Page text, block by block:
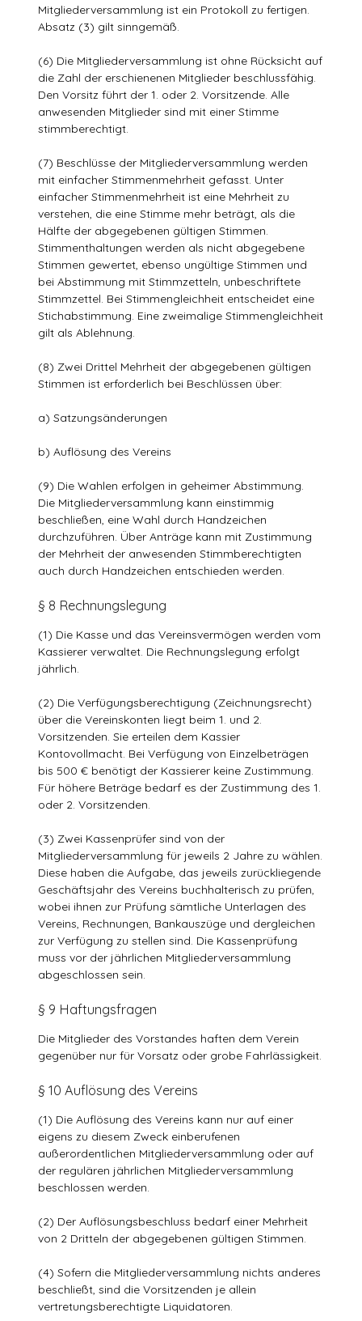
Mitgliederversammlung ist ein Protokoll zu fertigen.
Absatz (3) gilt sinngemäß.
(6) Die Mitgliederversammlung ist ohne Rücksicht auf
die Zahl der erschienenen Mitglieder beschlussfähig.
Den Vorsitz führt der 1. oder 2. Vorsitzende. Alle
anwesenden Mitglieder sind mit einer Stimme
stimmberechtigt.
(7) Beschlüsse der Mitgliederversammlung werden
mit einfacher Stimmenmehrheit gefasst. Unter
einfacher Stimmenmehrheit ist eine Mehrheit zu
verstehen, die eine Stimme mehr beträgt, als die
Hälfte der abgegebenen gültigen Stimmen.
Stimmenthaltungen werden als nicht abgegebene
Stimmen gewertet, ebenso ungültige Stimmen und
bei Abstimmung mit Stimmzetteln, unbeschriftete
Stimmzettel. Bei Stimmengleichheit entscheidet eine
Stichabstimmung. Eine zweimalige Stimmengleichheit
gilt als Ablehnung.
(8) Zwei Drittel Mehrheit der abgegebenen gültigen
Stimmen ist erforderlich bei Beschlüssen über:
a) Satzungsänderungen
b) Auflösung des Vereins
(9) Die Wahlen erfolgen in geheimer Abstimmung.
Die Mitgliederversammlung kann einstimmig
beschließen, eine Wahl durch Handzeichen
durchzuführen. Über Anträge kann mit Zustimmung
der Mehrheit der anwesenden Stimmberechtigten
auch durch Handzeichen entschieden werden.
§ 8 Rechnungslegung
(1) Die Kasse und das Vereinsvermögen werden vom
Kassierer verwaltet. Die Rechnungslegung erfolgt
jährlich.
(2) Die Verfügungsberechtigung (Zeichnungsrecht)
über die Vereinskonten liegt beim 1. und 2.
Vorsitzenden. Sie erteilen dem Kassier
Kontovollmacht. Bei Verfügung von Einzelbeträgen
bis 500 € benötigt der Kassierer keine Zustimmung.
Für höhere Beträge bedarf es der Zustimmung des 1.
oder 2. Vorsitzenden.
(3) Zwei Kassenprüfer sind von der
Mitgliederversammlung für jeweils 2 Jahre zu wählen.
Diese haben die Aufgabe, das jeweils zurückliegende
Geschäftsjahr des Vereins buchhalterisch zu prüfen,
wobei ihnen zur Prüfung sämtliche Unterlagen des
Vereins, Rechnungen, Bankauszüge und dergleichen
zur Verfügung zu stellen sind. Die Kassenprüfung
muss vor der jährlichen Mitgliederversammlung
abgeschlossen sein.
§ 9 Haftungsfragen
Die Mitglieder des Vorstandes haften dem Verein
gegenüber nur für Vorsatz oder grobe Fahrlässigkeit.
§ 10 Auflösung des Vereins
(1) Die Auflösung des Vereins kann nur auf einer
eigens zu diesem Zweck einberufenen
außerordentlichen Mitgliederversammlung oder auf
der regulären jährlichen Mitgliederversammlung
beschlossen werden.
(2) Der Auflösungsbeschluss bedarf einer Mehrheit
von 2 Dritteln der abgegebenen gültigen Stimmen.
(4) Sofern die Mitgliederversammlung nichts anderes
beschließt, sind die Vorsitzenden je allein
vertretungsberechtigte Liquidatoren.